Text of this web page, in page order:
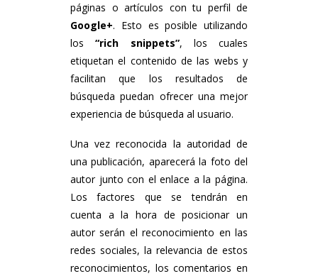
páginas o artículos con tu perfil de
Google+. Esto es posible utilizando
los“rich snippets”, los cuales
etiquetan el contenido de las webs y
facilitan que los resultados de
búsqueda puedan ofrecer una mejor
experiencia de búsqueda al usuario.
Una vez reconocida la autoridad de
una publicación, aparecerá la foto del
autor junto con el enlace a la página.
Los factores que se tendrán en
cuenta a la hora de posicionar un
autor serán el reconocimiento en las
redes sociales, la relevancia de estos
reconocimientos, los comentarios en